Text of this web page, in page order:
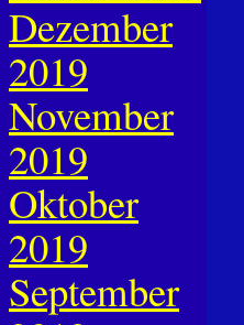
Dezember
2019
November
2019
Oktober
2019
September